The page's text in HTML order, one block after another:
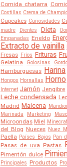
Comida chatarra
Costillas Crema de
Cupcakes Curiosidades
madre
Dientes Dieta
Empanadas Eneldo
Extracto de vainilla
Fresas Fríos Frituras
Gelatina
Golosinas
Hamburguesas Harina
Hongos Hornallas Horno
Internet Jamón Jengibre
Leche condensada
Madrid Maicena
Marinada
Marketing
Microondas Miel
del Blog Nueces Nuez
Paella Países Bajos Pan
Pasas de uva Pastas
Pimentón dulce
Principales Productos